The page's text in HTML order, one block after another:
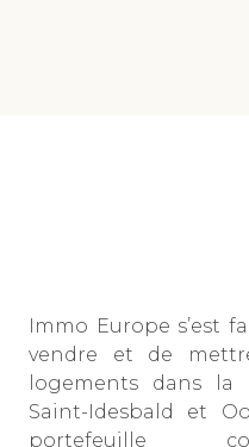
Immo Europe s’est
vendre et de
logements dans la
Saint-Idesbald et
portefeuille